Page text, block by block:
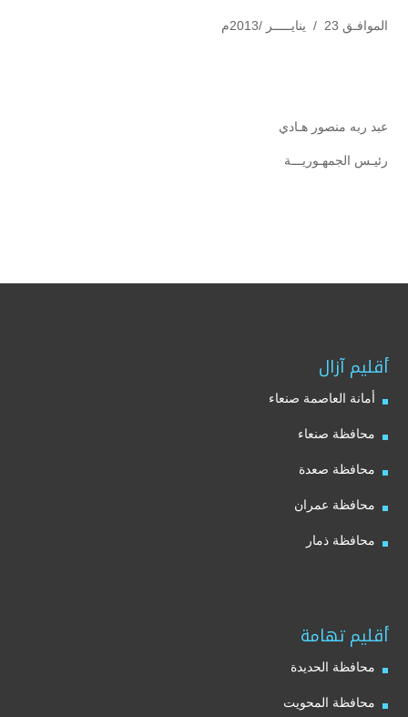
الموافـق 23 / ينايـــــر /2013م
عبد ربه منصور هـادي
رئيـس الجمهـوريـــة
أقليم آزال
أمانة العاصمة صنعاء
محافظة صنعاء
محافظة صعدة
محافظة عمران
محافظة ذمار
أقليم تهامة
محافظة الحديدة
محافظة المحويت